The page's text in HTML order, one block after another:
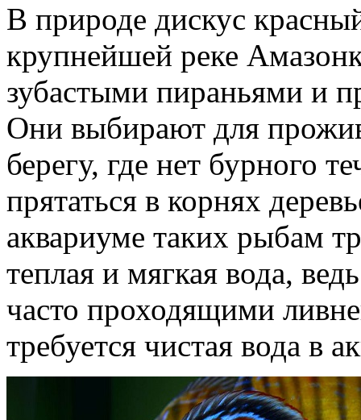
В природе дискус
крупнейшей реке
зубастыми пираньями и
Они выбирают для
берегу, где нет бурного
прятаться в корнях
аквариуме таких рыбам
теплая и мягкая вода,
часто проходящими
требуется чистая вода в